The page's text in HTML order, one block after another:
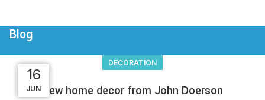
Blog
DECORATION
New home decor from John Doerson
23
JUL
23
JUL
22
JUN
16
JUN